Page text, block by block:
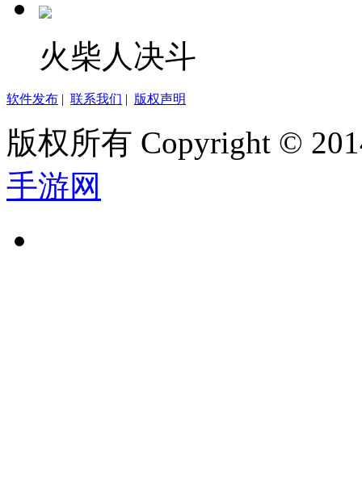
火柴人决斗
软件发布 | 联系我们 | 版权声明
版权所有 Copyright ©
手游网